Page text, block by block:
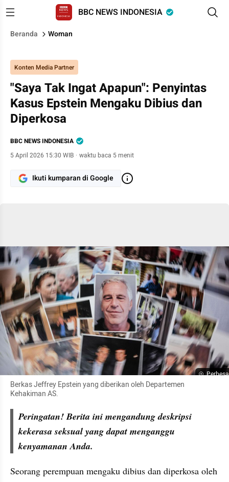
BBC NEWS INDONESIA
Beranda Woman
Konten Media Partner
"Saya Tak Ingat Apapun": Penyintas
Kasus Epstein Mengaku Dibius dan
Diperkosa
BBC NEWS INDONESIA
5 April 2026 15:30 WIB · waktu baca 5 menit
Ikuti kumparan di Google
Berkas Jeffrey Epstein yang diberikan oleh Departemen
Kehakiman AS.
Peringatan! Berita ini mengandung deskripsi
kekerasa seksual yang dapat menganggu
kenyamanan Anda.
Seorang perempuan mengaku dibius dan diperkosa oleh